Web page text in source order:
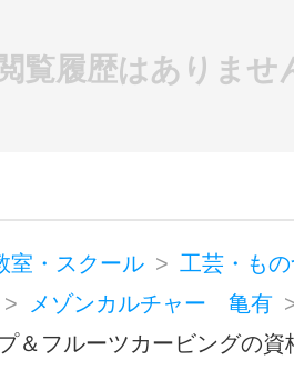
覧履歴はありませ
室・スクール
工芸・も
メゾンカルチャー 亀有
＆フルーツカービングの資